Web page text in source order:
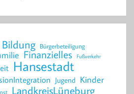
Bildung Bürgerbeteiligung
Finanzielles Fußverkehr
Hansestadt
Jugend Kinder
LandkreisLüneburg